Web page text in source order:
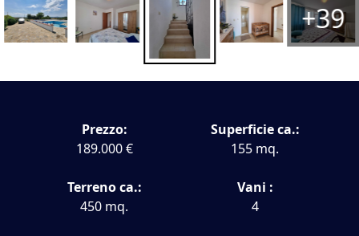
+39
Prezzo:
189.000 €
Superficie ca.:
155 mq.
Terreno ca.:
450 mq.
Vani :
4